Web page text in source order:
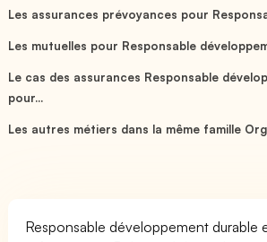
Les assurances prévoyances pour
Les mutuelles pour Responsable
Le cas des assurances Responsable
pour...
Les autres métiers dans la même famille
Responsable développement durable